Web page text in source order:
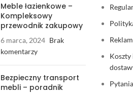
Meble łazienkowe –
Kompleksowy
przewodnik zakupowy
6 marca, 2024 Brak
komentarzy
Bezpieczny transport
mebli – poradnik